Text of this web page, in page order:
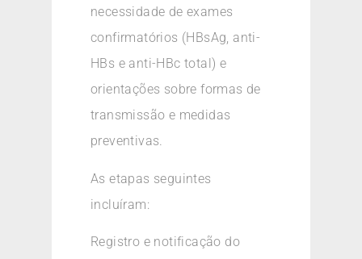
necessidade de exames
confirmatórios (HBsAg, anti-
HBs e anti-HBc total) e
orientações sobre formas de
transmissão e medidas
preventivas.
As etapas seguintes
incluíram:
Registro e notificação do